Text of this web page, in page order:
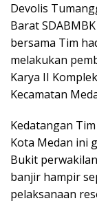
Devolis
Barat
bersama Tim
melakukan
Karya II
Kecamatan
Kedatangan
Kota Medan ini
Bukit
banjir hampir
pelaksanaan